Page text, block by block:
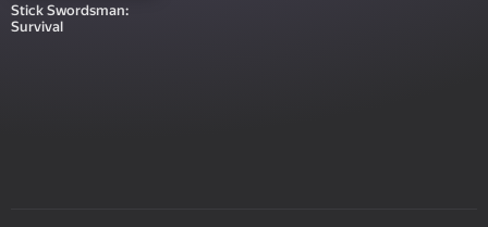
Stick Swordsman:
Survival